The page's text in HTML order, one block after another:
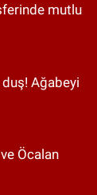
mutlu
Ağabeyi
Öcalan